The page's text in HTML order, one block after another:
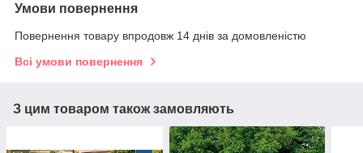
Умови повернення
Повернення товару впродовж 14 днів за домовленістю
Всі умови повернення
З цим товаром також замовляють